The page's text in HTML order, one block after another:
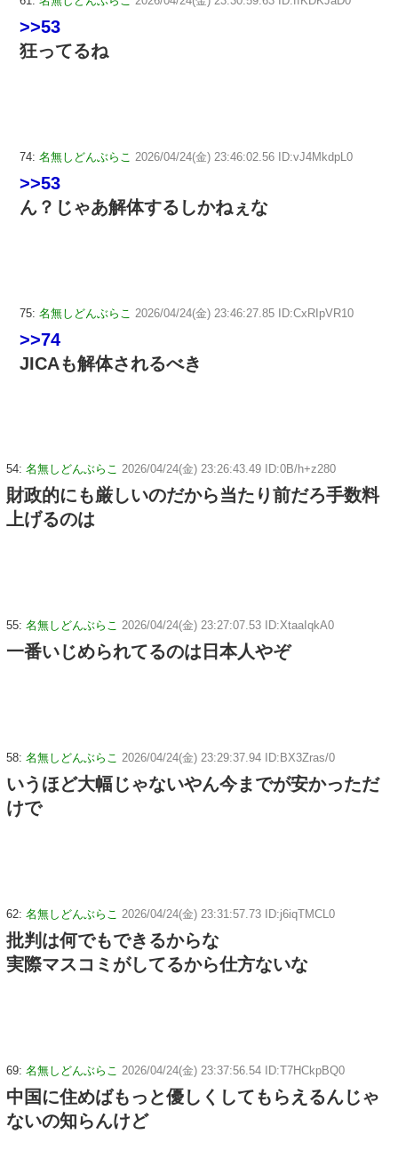
>>53
狂ってるね
74: 名無しどんぶらこ 2026/04/24(金) 23:46:02.56 ID:vJ4MkdpL0
>>53
ん？じゃあ解体するしかねぇな
75: 名無しどんぶらこ 2026/04/24(金) 23:46:27.85 ID:CxRIpVR10
>>74
JICAも解体されるべき
54: 名無しどんぶらこ 2026/04/24(金) 23:26:43.49 ID:0B/h+z280
財政的にも厳しいのだから当たり前だろ手数料
上げるのは
55: 名無しどんぶらこ 2026/04/24(金) 23:27:07.53 ID:XtaaIqkA0
一番いじめられてるのは日本人やぞ
58: 名無しどんぶらこ 2026/04/24(金) 23:29:37.94 ID:BX3Zras/0
いうほど大幅じゃないやん今までが安かっただ
けで
62: 名無しどんぶらこ 2026/04/24(金) 23:31:57.73 ID:j6iqTMCL0
批判は何でもできるからな
実際マスコミがしてるから仕方ないな
69: 名無しどんぶらこ 2026/04/24(金) 23:37:56.54 ID:T7HCkpBQ0
中国に住めばもっと優しくしてもらえるんじゃ
ないの知らんけど